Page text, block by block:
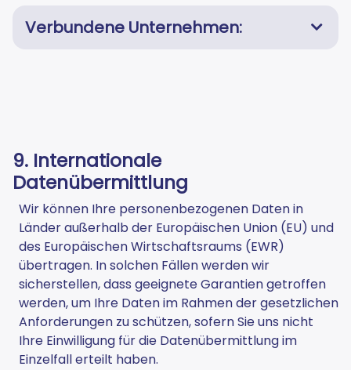
Verbundene Unternehmen:
9. Internationale
Datenübermittlung
Wir können Ihre personenbezogenen Daten in
Länder außerhalb der Europäischen Union (EU) und
des Europäischen Wirtschaftsraums (EWR)
übertragen. In solchen Fällen werden wir
sicherstellen, dass geeignete Garantien getroffen
werden, um Ihre Daten im Rahmen der gesetzlichen
Anforderungen zu schützen, sofern Sie uns nicht
Ihre Einwilligung für die Datenübermittlung im
Einzelfall erteilt haben.